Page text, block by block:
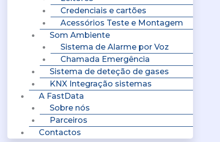
Credenciais e cartões
Acessórios Teste e Montagem
Som Ambiente
Sistema de Alarme por Voz
Chamada Emergência
Sistema de deteção de gases
KNX Integração sistemas
A FastData
Sobre nós
Parceiros
Contactos